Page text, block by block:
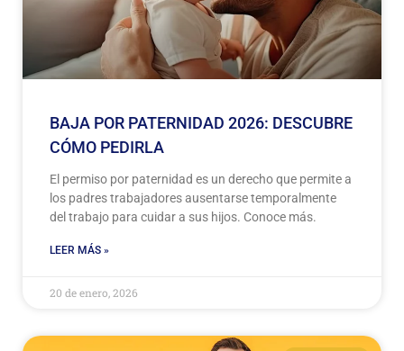
BAJA POR PATERNIDAD 2026: DESCUBRE
CÓMO PEDIRLA
El permiso por paternidad es un derecho que permite a
los padres trabajadores ausentarse temporalmente
del trabajo para cuidar a sus hijos. Conoce más.
LEER MÁS »
20 de enero, 2026